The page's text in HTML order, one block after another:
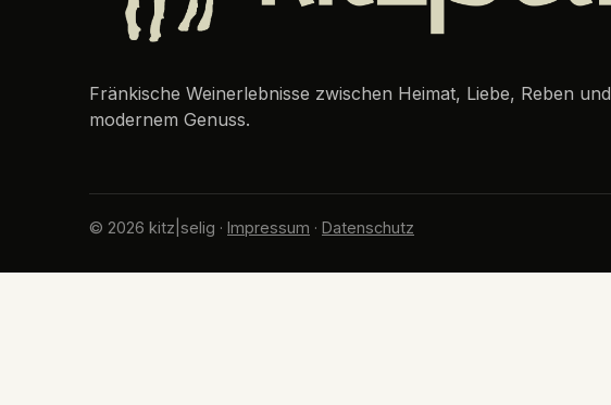
Fränkische Weinerlebnisse zwischen Heimat, Liebe, Reben und
modernem Genuss.
© 2026 kitz|selig · Impressum · Datenschutz